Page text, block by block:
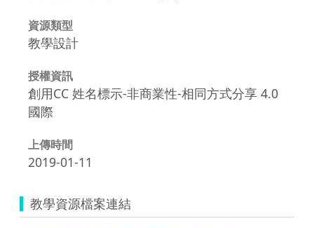
資源類型
教學設計
授權資訊
創用CC 姓名標示-非商業性-相同方式分享 4.0
國際
上傳時間
2019-01-11
教學資源檔案連結